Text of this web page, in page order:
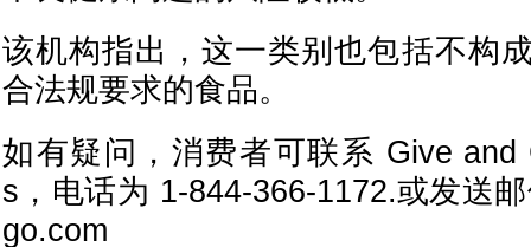
该机构指出，这一类别也包括不构
合法规要求的食品。
如有疑问，消费者可联系 Give and
s，电话为 1-844-366-1172.或发送
go.com